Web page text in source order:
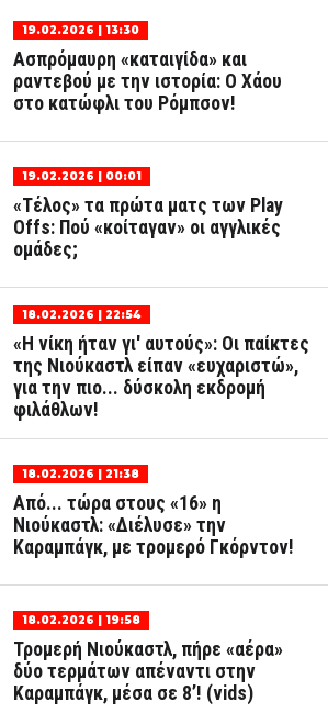
19.02.2026 | 13:30
Ασπρόμαυρη «καταιγίδα» και
ραντεβού με την ιστορία: Ο Χάου
στο κατώφλι του Ρόμπσον!
19.02.2026 | 00:01
«Τέλος» τα πρώτα ματς των Play
Offs: Πού «κοίταγαν» οι αγγλικές
ομάδες;
18.02.2026 | 22:54
«Η νίκη ήταν γι' αυτούς»: Οι παίκτες
της Νιούκαστλ είπαν «ευχαριστώ»,
για την πιο... δύσκολη εκδρομή
φιλάθλων!
18.02.2026 | 21:38
Από... τώρα στους «16» η
Νιούκαστλ: «Διέλυσε» την
Καραμπάγκ, με τρομερό Γκόρντον!
18.02.2026 | 19:58
Τρομερή Νιούκαστλ, πήρε «αέρα»
δύο τερμάτων απέναντι στην
Καραμπάγκ, μέσα σε 8’! (vids)